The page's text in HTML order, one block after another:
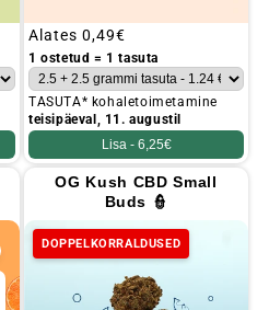
Tavaline
hind
Alates 0,49€
1 ostetud = 1 tasuta
TASUTA* kohaletoimetamine
teisipäeval, 11. augustil
Lisa - 6,25€
OG Kush CBD Small
Buds 👮
DOPPELKORRALDUSED